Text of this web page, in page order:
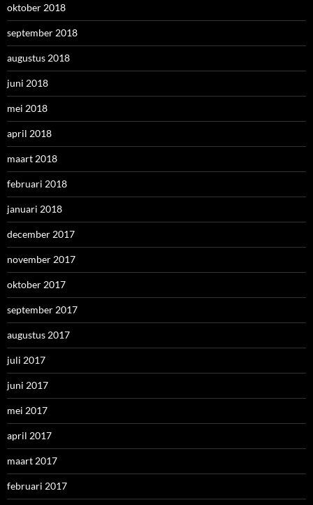
oktober 2018
september 2018
augustus 2018
juni 2018
mei 2018
april 2018
maart 2018
februari 2018
januari 2018
december 2017
november 2017
oktober 2017
september 2017
augustus 2017
juli 2017
juni 2017
mei 2017
april 2017
maart 2017
februari 2017